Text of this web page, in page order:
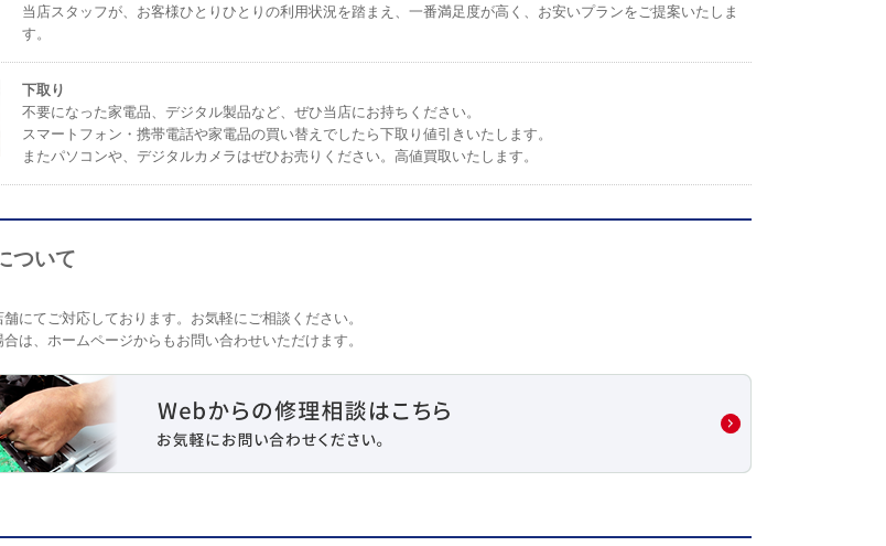
当店スタッフが、お客様ひとりひとりの利用状況を踏まえ、一番満足度が高く、お安いプランをご提案いたしま
す。
下取り
不要になった家電品、デジタル製品など、ぜひ当店にお持ちください。
スマートフォン・携帯電話や家電品の買い替えでしたら下取り値引きいたします。
またパソコンや、デジタルカメラはぜひお売りください。高値買取いたします。
ついて
にてご対応しております。お気軽にご相談ください。
は、ホームページからもお問い合わせいただけます。